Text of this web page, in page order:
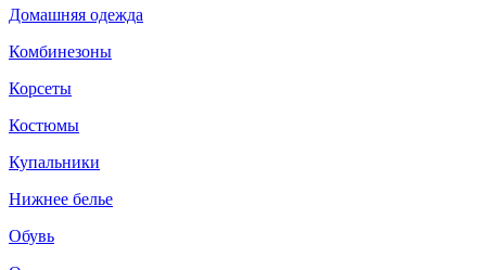
Домашняя одежда
Комбинезоны
Корсеты
Костюмы
Купальники
Нижнее белье
Обувь